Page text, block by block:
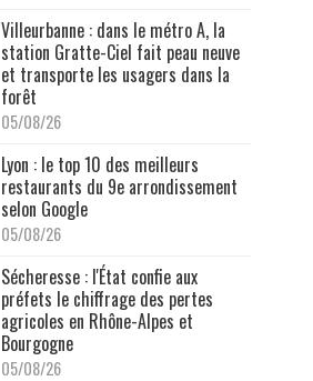
Villeurbanne : dans le métro A, la
station Gratte-Ciel fait peau neuve
et transporte les usagers dans la
forêt
05/08/26
Lyon : le top 10 des meilleurs
restaurants du 9e arrondissement
selon Google
05/08/26
Sécheresse : l'État confie aux
préfets le chiffrage des pertes
agricoles en Rhône-Alpes et
Bourgogne
05/08/26